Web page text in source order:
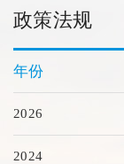
政策法规
年份
2026
2024